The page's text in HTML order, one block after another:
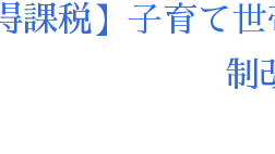
課税】子育て
制